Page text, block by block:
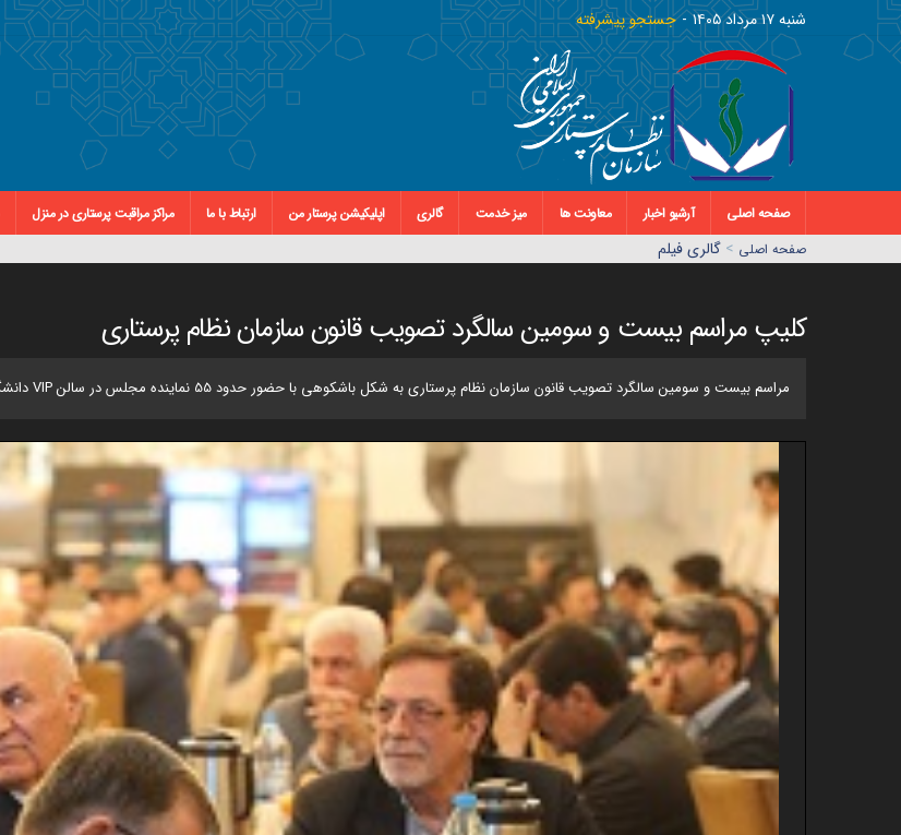
شنبه ١٧ مرداد ١٤٠٥ جستجو پیشرفته
صفحه اصلی آرشیو اخبار معاونت ها میز خدمت گالری اپلیکیشن پرستار من ارتباط با ما مراکز مراقبت پرستاری در منزل
صفحه اصلي > گالری فیلم
کلیپ مراسم بیست و سومین سالگرد تصویب قانون سازمان نظام پرستاری
مراسم بیست و سومین سالگرد تصویب قانون سازمان نظام پرستاری به شکل باشکوهی با حضور حدود 55 نماینده مجلس در سالن VIP دانشگاه علوم پزشکی تهران برگزار شد.